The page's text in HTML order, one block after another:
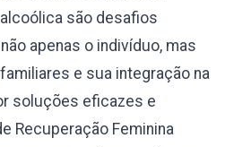
são desafios
apenas o indivíduo, mas
e sua integração na
soluções eficazes e
Recuperação Feminina